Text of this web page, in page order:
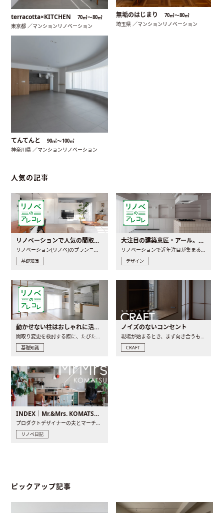
terracotta×KITCHEN 70㎡〜80㎡
東京都 ／マンションリノベーション
無垢のはじまり 70㎡〜80㎡
埼玉県 ／マンションリノベーション
てんてんと 90㎡〜100㎡
神奈川県 ／マンションリノベーション
人気の記事
リノベーションで人気の間取りとは？トレンドの間取りと実例を徹底解説
基礎知識
大注目の建築意匠・アール。人気の理由と空間に取り入れるポイント
デザイン
動かせない柱はおしゃれに活用！柱を魅せるリノベーション(リノベ)4選
基礎知識
ノイズのないコンセント
CRAFT
INDEX｜Mr.&Mrs. KOMATSU renovation diary
リノベ日記
ピックアップ記事